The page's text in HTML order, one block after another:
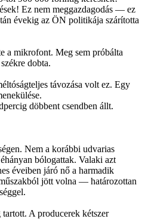
Ez nem meggazdagodás — ez
évekig az ÖN politikája szárította
a mikrofont. Meg sem próbálta
dobta.
távozása volt ez. Egy
döbbent csendben állt.
Nem a korábbi udvarias
bólogattak. Valaki azt
éveiben járó nő a harmadik
jött volna — határozottan
A producerek kétszer